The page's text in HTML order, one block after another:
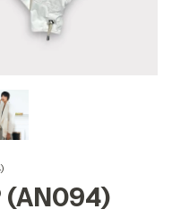
(AN094)